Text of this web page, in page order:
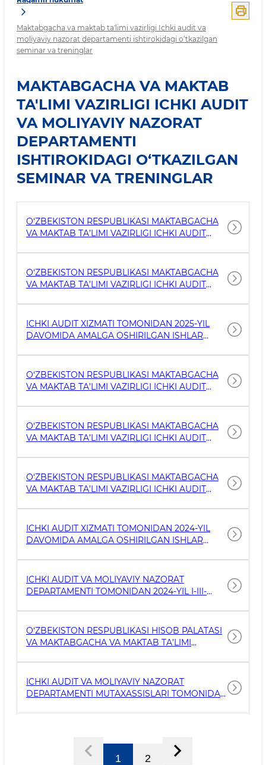
Maktabgacha va maktab ta'limi vazirligi Ichki audit va
moliyaviy nazorat departamenti ishtirokidagi o‘tkazilgan
seminar va treninglar
MAKTABGACHA VA MAKTAB
TA'LIMI VAZIRLIGI ICHKI AUDIT
VA MOLIYAVIY NAZORAT
DEPARTAMENTI
ISHTIROKIDAGI O‘TKAZILGAN
SEMINAR VA TRENINGLAR
O‘ZBEKISTON RESPUBLIKASI MAKTABGACHA
VA MAKTAB TA’LIMI VAZIRLIGI ICHKI AUDIT
YILLIKDA AMALGA OSHIRILGAN ISHLAR
BO‘YICHA HISOBOT
O‘ZBEKISTON RESPUBLIKASI MAKTABGACHA
VA MAKTAB TA’LIMI VAZIRLIGI ICHKI AUDIT
DAVOMIDA AMALGA OSHIRILGAN ISHLAR
BO‘YICHA HISOBOT
ICHKI AUDIT XIZMATI TOMONIDAN 2025-YIL
DAVOMIDA AMALGA OSHIRILGAN ISHLAR
O‘ZBEKISTON RESPUBLIKASI MAKTABGACHA
VA MAKTAB TA’LIMI VAZIRLIGI ICHKI AUDIT
DAVOMIDA AMALGA OSHIRILGAN ISHLAR
BO‘YICHA HISOBOT
O‘ZBEKISTON RESPUBLIKASI MAKTABGACHA
VA MAKTAB TA’LIMI VAZIRLIGI ICHKI AUDIT
DAVOMIDA AMALGA OSHIRILGAN ISHLAR
BO‘YICHA HISOBOT
O‘ZBEKISTON RESPUBLIKASI MAKTABGACHA
VA MAKTAB TA’LIMI VAZIRLIGI ICHKI AUDIT
DAVOMIDA AMALGA OSHIRILGAN ISHLAR
BO‘YICHA HISOBOT
ICHKI AUDIT XIZMATI TOMONIDAN 2024-YIL
DAVOMIDA AMALGA OSHIRILGAN ISHLAR
ICHKI AUDIT VA MOLIYAVIY NAZORAT
DEPARTAMENTI TOMONIDAN 2024-YIL I-III-
ISHLAR BOʻYICHA HISOBOT
O‘ZBEKISTON RESPUBLIKASI HISOB PALATASI
VA MAKTABGACHA VA MAKTAB TA’LIMI
YIG‘ILISH
ICHKI AUDIT VA MOLIYAVIY NAZORAT
DEPARTAMENTI MUTAXASSISLARI TOMONIDAN
1 2